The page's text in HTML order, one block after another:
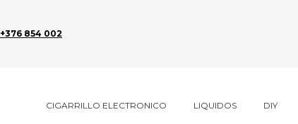
+376 854 002
CIGARRILLO ELECTRONICO LIQUIDOS DIY